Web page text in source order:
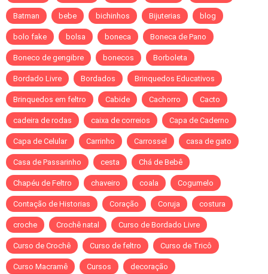
Batman bebe bichinhos Bijuterias blog
bolo fake bolsa boneca Boneca de Pano
Boneco de gengibre bonecos Borboleta
Bordado Livre Bordados Brinquedos Educativos
Brinquedos em feltro Cabide Cachorro Cacto
cadeira de rodas caixa de correios Capa de Caderno
Capa de Celular Carrinho Carrossel casa de gato
Casa de Passarinho cesta Chá de Bebê
Chapéu de Feltro chaveiro coala Cogumelo
Contação de Historias Coração Coruja costura
croche Crochê natal Curso de Bordado Livre
Curso de Crochê Curso de feltro Curso de Tricô
Curso Macramê Cursos decoração